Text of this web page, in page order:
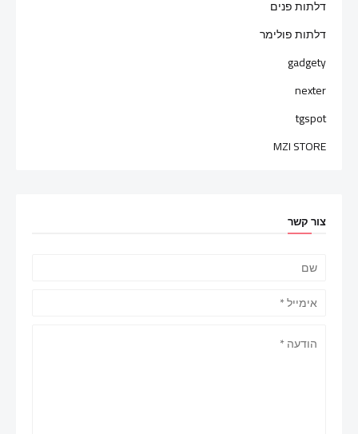
דלתות פנים
דלתות פולימר
gadgety
nexter
tgspot
MZI STORE
צור קשר